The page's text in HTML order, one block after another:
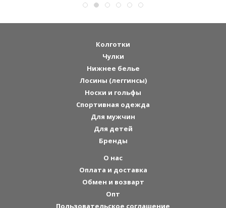
Колготки
Чулки
Нижнее белье
Лосины (леггинсы)
Носки и гольфы
Спортивная одежда
Для мужчин
Для детей
Бренды
О нас
Оплата и доставка
Обмен и возварт
Опт
Пользовательское соглашение